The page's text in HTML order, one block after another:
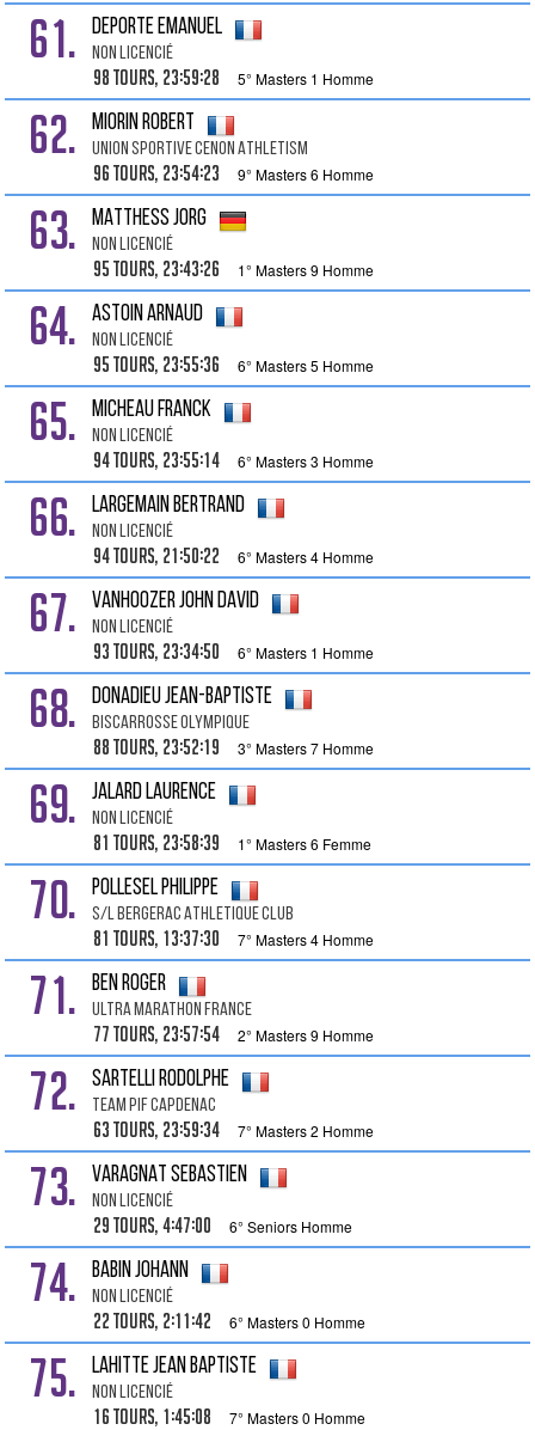
61. DEPORTE Emanuel
Non Licencié
98 tours, 23:59:28 5° Masters 1 Homme
62. MIORIN Robert
Union Sportive Cenon Athletism
96 tours, 23:54:23 9° Masters 6 Homme
63. MATTHESS Jorg
Non Licencié
95 tours, 23:43:26 1° Masters 9 Homme
64. ASTOIN Arnaud
Non Licencié
95 tours, 23:55:36 6° Masters 5 Homme
65. MICHEAU Franck
Non Licencié
94 tours, 23:55:14 6° Masters 3 Homme
66. LARGEMAIN Bertrand
Non Licencié
94 tours, 21:50:22 6° Masters 4 Homme
67. VANHOOZER John David
Non Licencié
93 tours, 23:34:50 6° Masters 1 Homme
68. DONADIEU Jean-baptiste
Biscarrosse Olympique
88 tours, 23:52:19 3° Masters 7 Homme
69. JALARD Laurence
Non Licencié
81 tours, 23:58:39 1° Masters 6 Femme
70. POLLESEL Philippe
S/l Bergerac Athletique Club
81 tours, 13:37:30 7° Masters 4 Homme
71. BEN Roger
Ultra Marathon France
77 tours, 23:57:54 2° Masters 9 Homme
72. SARTELLI Rodolphe
team pif capdenac
63 tours, 23:59:34 7° Masters 2 Homme
73. VARAGNAT Sebastien
Non Licencié
29 tours, 4:47:00 6° Seniors Homme
74. BABIN Johann
Non Licencié
22 tours, 2:11:42 6° Masters 0 Homme
75. LAHITTE Jean Baptiste
Non Licencié
16 tours, 1:45:08 7° Masters 0 Homme